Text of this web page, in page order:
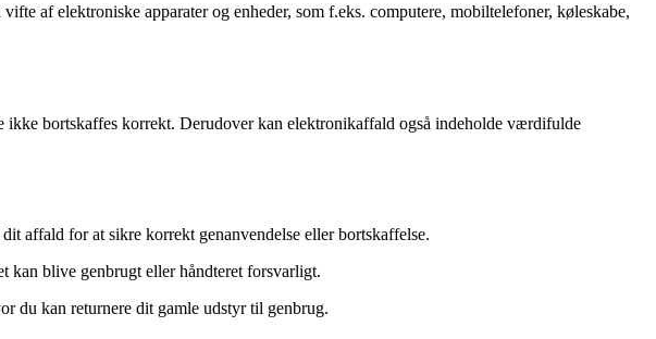
af elektroniske apparater og enheder, som f.eks. computere, mobiltelefoner, køleskabe,
bortskaffes korrekt. Derudover kan elektronikaffald også indeholde værdifulde
affald for at sikre korrekt genanvendelse eller bortskaffelse.
kan blive genbrugt eller håndteret forsvarligt.
du kan returnere dit gamle udstyr til genbrug.